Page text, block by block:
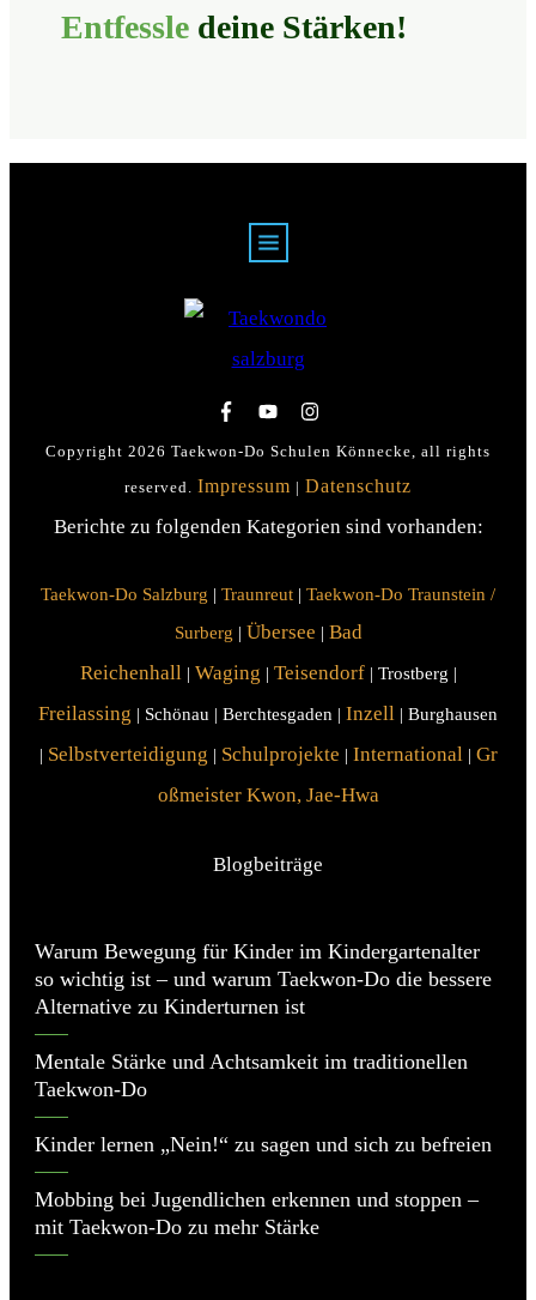
Entfessle deine Stärken!
Copyright 2026 Taekwon-Do Schulen Könnecke, all rights
reserved. Impressum | Datenschutz
Berichte zu folgenden Kategorien sind vorhanden:
Taekwon-Do Salzburg | Traunreut | Taekwon-Do Traunstein /
Surberg | Übersee | Bad
Reichenhall| Waging | Teisendorf| Trostberg |
Freilassing | Schönau | Berchtesgaden | Inzell | Burghausen
| Selbstverteidigung | Schulprojekte | International| Gr
oßmeister Kwon, Jae-Hwa
Blogbeiträge
Warum Bewegung für Kinder im Kindergartenalter
so wichtig ist – und warum Taekwon-Do die bessere
Alternative zu Kinderturnen ist
Mentale Stärke und Achtsamkeit im traditionellen
Taekwon-Do
Kinder lernen „Nein!“ zu sagen und sich zu befreien
Mobbing bei Jugendlichen erkennen und stoppen –
mit Taekwon-Do zu mehr Stärke